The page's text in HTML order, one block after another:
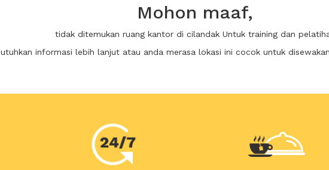
Mohon maaf,
tidak ditemukan ruang kantor di cilandak Untuk training dan
informasi lebih lanjut atau anda merasa lokasi ini cocok untuk